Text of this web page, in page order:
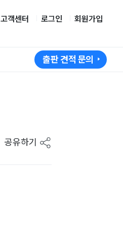
고객센터 로그인 회원가입
출판 견적 문의
공유하기